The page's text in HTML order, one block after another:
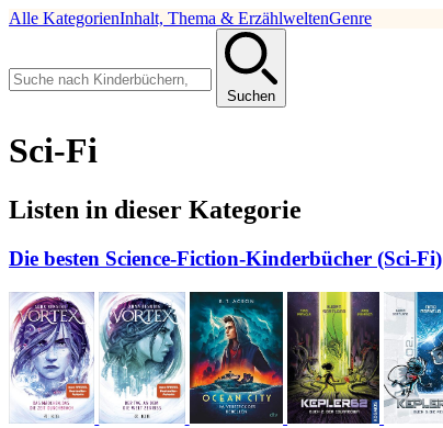
Alle KategorienInhalt, Thema & ErzählweltenGenre
Suchen
Sci-Fi
Listen in dieser Kategorie
Die besten Science-Fiction-Kinderbücher (Sci-Fi)